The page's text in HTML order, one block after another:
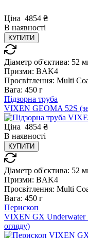
Ціна 4854 ₴
В наявності
КУПИТИ
Діаметр об'єктива: 52
Призми: BAK4
Просвітлення: Multi
Вага: 450 г
Підзорна труба
VIXEN GEOMA 52S
Ціна 4854 ₴
В наявності
КУПИТИ
Діаметр об'єктива: 52
Призми: BAK4
Просвітлення: Multi
Вага: 450 г
Перископ
VIXEN GX Underwater
огляду)